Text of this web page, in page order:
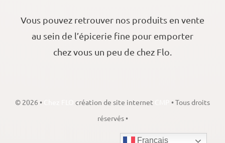
Vous pouvez retrouver nos produits en vente
au sein de l’épicerie fine pour emporter
chez vous un peu de chez Flo.
© 2026 • création de site internet
• Tous droits
réservés •
Français